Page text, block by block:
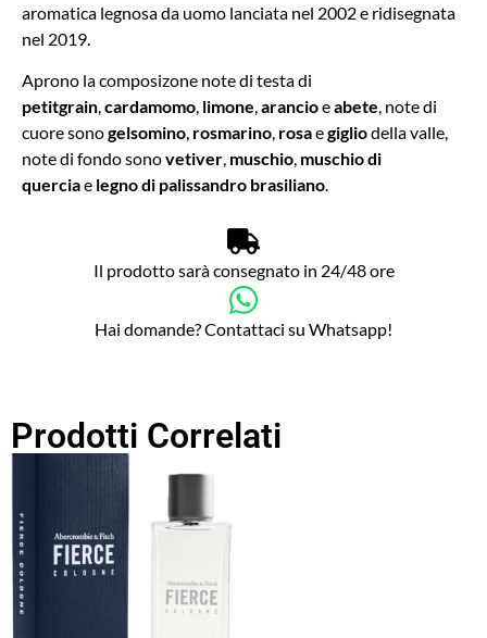
aromatica legnosa da uomo lanciata nel 2002 e ridisegnata
nel 2019.
Aprono la composizone note di testa di
petitgrain,cardamomo, limone,arancioeabete, note di
cuore sonogelsomino, rosmarino, rosaegigliodella valle,
note di fondo sonovetiver, muschio, muschio di
querciae legno di palissandro brasiliano.
Il prodotto sarà consegnato in 24/48 ore
Hai domande? Contattaci su Whatsapp!
Prodotti Correlati